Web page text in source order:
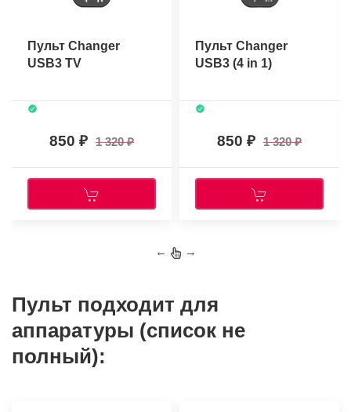
Пульт Changer
USB3 TV
850 1 320
Пульт Changer
USB3 (4 in 1)
850 1 320
← →
Пульт подходит для
аппаратуры (список не
полный):